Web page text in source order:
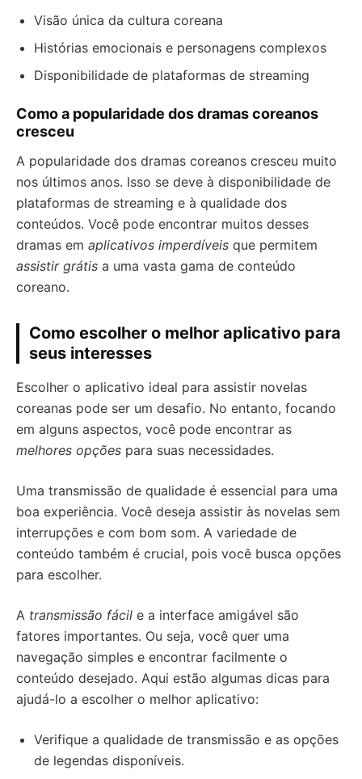
Visão única da cultura coreana
Histórias emocionais e personagens complexos
Disponibilidade de plataformas de streaming
Como a popularidade dos dramas coreanos
cresceu
A popularidade dos dramas coreanos cresceu muito
nos últimos anos. Isso se deve à disponibilidade de
plataformas de streaming e à qualidade dos
conteúdos. Você pode encontrar muitos desses
dramas em aplicativos imperdíveis que permitem
assistir grátis a uma vasta gama de conteúdo
coreano.
Como escolher o melhor aplicativo para
seus interesses
Escolher o aplicativo ideal para assistir novelas
coreanas pode ser um desafio. No entanto, focando
em alguns aspectos, você pode encontrar as
melhores opções para suas necessidades.
Uma transmissão de qualidade é essencial para uma
boa experiência. Você deseja assistir às novelas sem
interrupções e com bom som. A variedade de
conteúdo também é crucial, pois você busca opções
para escolher.
A transmissão fácil e a interface amigável são
fatores importantes. Ou seja, você quer uma
navegação simples e encontrar facilmente o
conteúdo desejado. Aqui estão algumas dicas para
ajudá-lo a escolher o melhor aplicativo:
Verifique a qualidade de transmissão e as opções
de legendas disponíveis.